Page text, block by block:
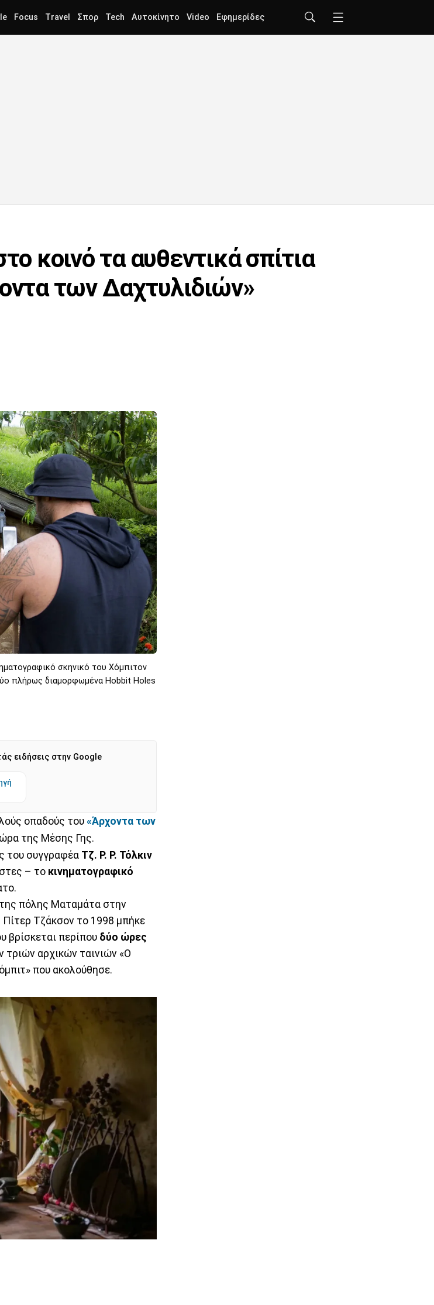
Focus Travel Σπορ Tech Αυτοκίνητο Video Εφημερίδες
κοινό τα αυθεντικά σπίτια
των Δαχτυλιδιών»
σκηνικό του Χόμπιτον
πλήρως διαμορφωμένα Hobbit Holes
ειδήσεις στην Google
οπαδούς του «Άρχοντα των
της Μέσης Γης.
του συγγραφέα Τζ. Ρ. Ρ. Τόλκιν
– το κινηματογραφικό
της πόλης Ματαμάτα στην
Πίτερ Τζάκσον το 1998 μπήκε
βρίσκεται περίπου δύο ώρες
τριών αρχικών ταινιών «Ο
που ακολούθησε.